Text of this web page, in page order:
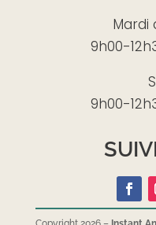
Mardi
9h00-
9h00-